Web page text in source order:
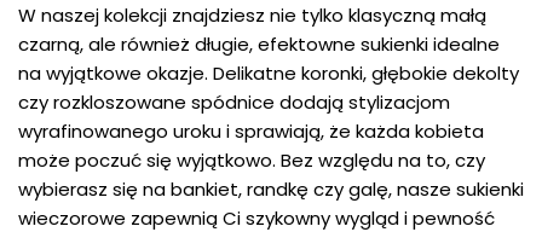
W naszej kolekcji znajdziesz nie tylko klasyczną małą
czarną, ale również długie, efektowne sukienki idealne
na wyjątkowe okazje. Delikatne koronki, głębokie dekolty
czy rozkloszowane spódnice dodają stylizacjom
wyrafinowanego uroku i sprawiają, że każda kobieta
może poczuć się wyjątkowo. Bez względu na to, czy
wybierasz się na bankiet, randkę czy galę, nasze sukienki
wieczorowe zapewnią Ci szykowny wygląd i pewność